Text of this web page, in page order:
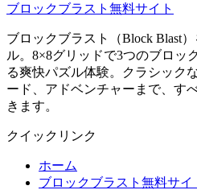
ブロックブラスト無料サイト
ブロックブラスト（Block Blast
ル。8×8グリッドで3つのブロッ
る爽快パズル体験。クラシック
ード、アドベンチャーまで、す
きます。
クイックリンク
ホーム
ブロックブラスト無料サイ